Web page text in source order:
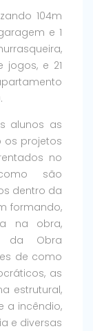
104m
e 1
e 21
alunos as
os projetos
no
são
dentro da
formando,
na obra,
da Obra
de como
as
estrutural,
a incêndio,
e diversas